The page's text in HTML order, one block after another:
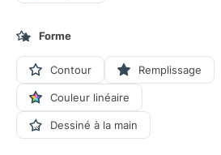
Forme
Contour Remplissage
Couleur linéaire
Dessiné à la main